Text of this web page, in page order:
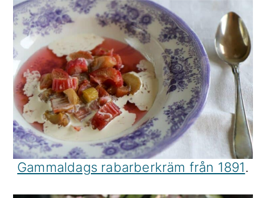
Gammaldags rabarberkräm från 1891.